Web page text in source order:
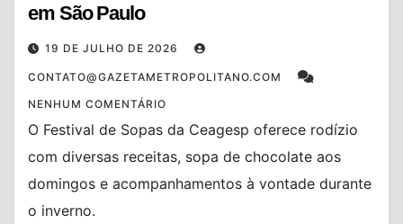
em São Paulo
19 DE JULHO DE 2026
CONTATO@GAZETAMETROPOLITANO.COM
NENHUM COMENTÁRIO
O Festival de Sopas da Ceagesp oferece rodízio
com diversas receitas, sopa de chocolate aos
domingos e acompanhamentos à vontade durante
o inverno.